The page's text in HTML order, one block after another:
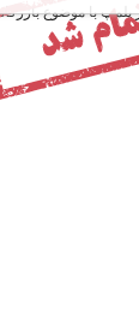
پلمپ با موضوع